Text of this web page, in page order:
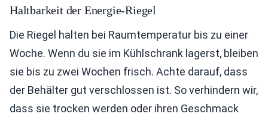
Haltbarkeit der Energie-Riegel
Die Riegel halten bei Raumtemperatur bis zu einer
Woche. Wenn du sie im Kühlschrank lagerst, bleiben
sie bis zu zwei Wochen frisch. Achte darauf, dass
der Behälter gut verschlossen ist. So verhindern wir,
dass sie trocken werden oder ihren Geschmack